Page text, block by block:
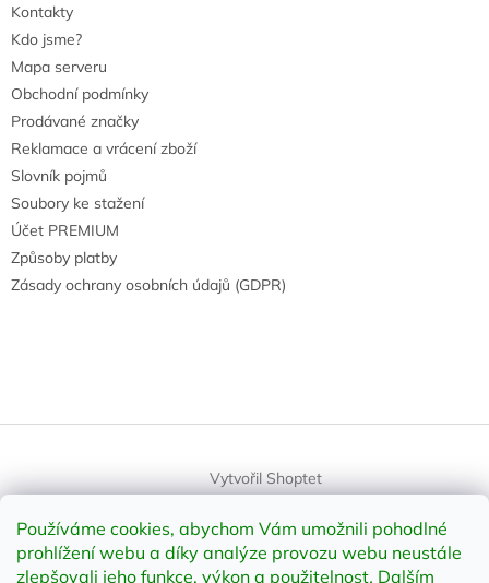
Používáme cookies, abychom Vám umožnili pohodlné
prohlížení webu a díky analýze provozu webu neustále
zlepšovali jeho funkce, výkon a použitelnost. Dalším
Kontakty
Kdo jsme?
Mapa serveru
Obchodní podmínky
Prodávané značky
Reklamace a vrácení zboží
Slovník pojmů
Soubory ke stažení
Účet PREMIUM
Způsoby platby
Zásady ochrany osobních údajů (GDPR)
Vytvořil Shoptet
Copyright 2026 element-shop.cz
. Všechna práva vyhrazena.
Upravit nastavení cookies